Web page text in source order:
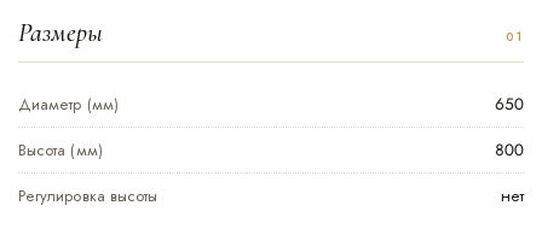
Размеры
Диаметр (мм)
650
Высота (мм)
800
Регулировка высоты
нет